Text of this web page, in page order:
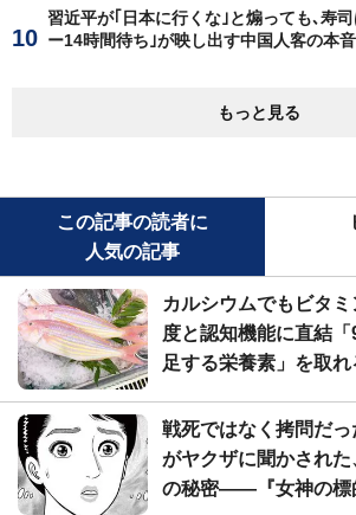
習近平が｢日本に行くな｣と煽っても､寿
ー14時間待ち｣が映し出す中国人客の本音
もっと見る
この記事の読者に
人気の記事
カルシウムでもビタ
度と認知機能に直結
足する栄養素」を取
戦死ではなく拷問だ
がヤクザに聞かされ
の秘密――『女神の標